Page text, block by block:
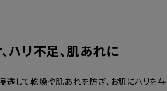
ハリ不足、肌あれに
透して乾燥や肌あれを防ぎ、お肌にハリを与